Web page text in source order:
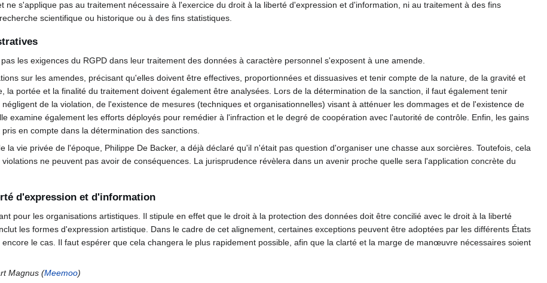
ne s'applique pas au traitement nécessaire à l'exercice du droit à la liberté d'expression et d'information, ni au traitement à des fins
scientifique ou historique ou à des fins statistiques.
les exigences du RGPD dans leur traitement des données à caractère personnel s'exposent à une amende.
sur les amendes, précisant qu'elles doivent être effectives, proportionnées et dissuasives et tenir compte de la nature, de la gravité et
la portée et la finalité du traitement doivent également être analysées. Lors de la détermination de la sanction, il faut également tenir
de la violation, de l'existence de mesures (techniques et organisationnelles) visant à atténuer les dommages et de l'existence de
examine également les efforts déployés pour remédier à l'infraction et le degré de coopération avec l'autorité de contrôle. Enfin, les gains
en compte dans la détermination des sanctions.
la vie privée de l'époque, Philippe De Backer, a déjà déclaré qu'il n'était pas question d'organiser une chasse aux sorcières. Toutefois, cela
ne peuvent pas avoir de conséquences. La jurisprudence révèlera dans un avenir proche quelle sera l'application concrète du
d'expression et d'information
pour les organisations artistiques. Il stipule en effet que le droit à la protection des données doit être concilié avec le droit à la liberté
les formes d'expression artistique. Dans le cadre de cet alignement, certaines exceptions peuvent être adoptées par les différents États
le cas. Il faut espérer que cela changera le plus rapidement possible, afin que la clarté et la marge de manœuvre nécessaires soient
Magnus (Meemoo)